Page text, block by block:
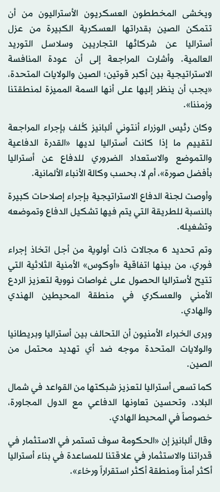
ويخشى المخططون العسكريون الأستراليون من أن
تتمكن الصين بقدراتها العسكرية الكبيرة من عزل
أستراليا عن شركائها التجاريين وسلاسل التوريد
العالمية. وأشارت المراجعة إلى أن عودة المنافسة
الاستراتيجية بين أكبر قوتين؛ الصين والولايات المتحدة،
«يجب أن ينظر إليها على أنها السمة المميزة لمنطقتنا
وزمننا».
وكان رئيس الوزراء أنتوني ألبانيز كُلف بإجراء المراجعة
لتقييم ما إذا كانت أستراليا لديها «القدرة الدفاعية
والتموضع والاستعداد الضروري للدفاع عن أستراليا
بأفضل صورة»، أم لا، بحسب وكالة الأنباء الألمانية.
وأوصت لجنة الدفاع الاستراتيجية بإجراء إصلاحات كبيرة
بالنسبة للطريقة التي يتم فيها تشكيل الدفاع وتموضعه
وتشغيله.
وتم تحديد 6 مجالات ذات أولوية من أجل اتخاذ إجراء
فوري، من بينها اتفاقية «أوكوس» الأمنية الثلاثية التي
تتيح لأستراليا الحصول على غواصات نووية لتعزيز الردع
الأمني والعسكري في منطقة المحيطين الهندي
والهادي.
ويرى الخبراء الأمنيون أن التحالف بين أستراليا وبريطانيا
والولايات المتحدة موجه ضد أي تهديد محتمل من
الصين.
كما تسعى أستراليا لتعزيز شبكتها من القواعد في شمال
البلاد، وتحسين تعاونها الدفاعي مع الدول المجاورة،
خصوصاً في المحيط الهادي.
وقال ألبانيز إن «الحكومة سوف تستمر في الاستثمار في
قدراتنا والاستثمار في علاقتنا للمساعدة في بناء أستراليا
أكثر أمناً ومنطقة أكثر استقراراً ورخاء».